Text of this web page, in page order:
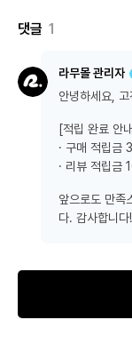
댓글 1
라무몰 관리자
안녕하세요, 고
[적립 완료 안
· 구매 적립금
· 리뷰 적립금
앞으로도 만족
다. 감사합니다!